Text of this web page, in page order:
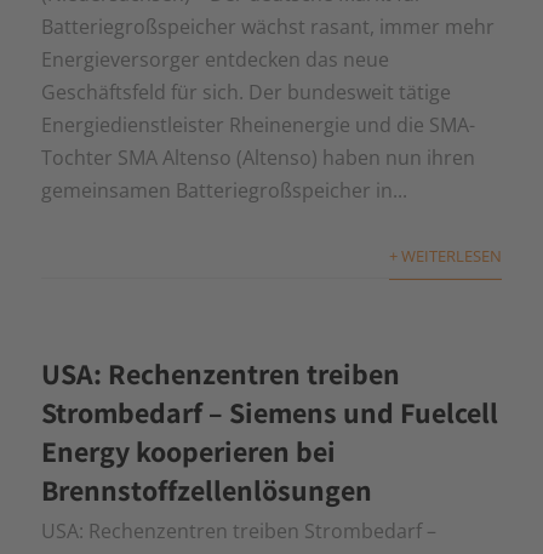
Batteriegroßspeicher wächst rasant, immer mehr
Energieversorger entdecken das neue
Geschäftsfeld für sich. Der bundesweit tätige
Energiedienstleister Rheinenergie und die SMA-
Tochter SMA Altenso (Altenso) haben nun ihren
gemeinsamen Batteriegroßspeicher in...
+ WEITERLESEN
USA: Rechenzentren treiben
Strombedarf – Siemens und Fuelcell
Energy kooperieren bei
Brennstoffzellenlösungen
USA: Rechenzentren treiben Strombedarf –